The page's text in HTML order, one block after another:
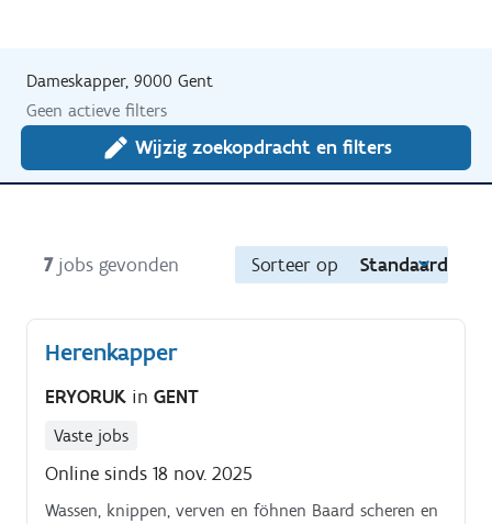
Dameskapper, 9000 Gent
Geen actieve filters
Wijzig zoekopdracht en filters
7 jobs gevonden Sorteer op Standaard
Herenkapper
ERYORUK in GENT
Vaste jobs
Online sinds 18 nov. 2025
Wassen, knippen, verven en föhnen Baard scheren en